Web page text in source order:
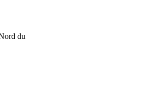
du